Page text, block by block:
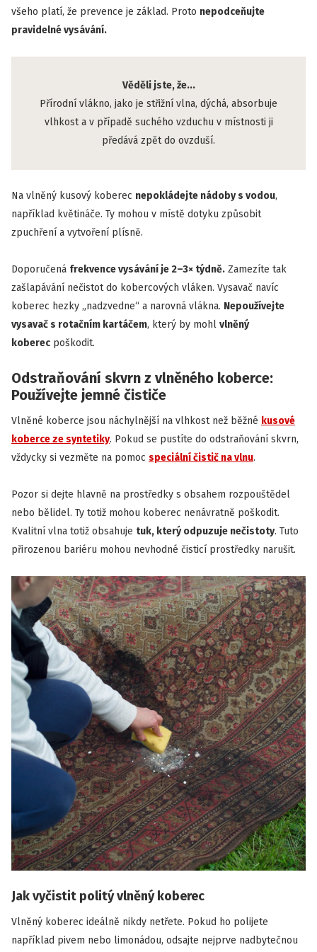
všeho platí, že prevence je základ. Proto nepodceňujte
pravidelné vysávání.
Věděli jste, že...
Přírodní vlákno, jako je střižní vlna, dýchá, absorbuje
vlhkost a v případě suchého vzduchu v místnosti ji
předává zpět do ovzduší.
Na vlněný kusový koberec nepokládejte nádoby s vodou,
například květináče. Ty mohou v místě dotyku způsobit
zpuchření a vytvoření plísně.
Doporučená frekvence vysávání je 2–3× týdně. Zamezíte tak
zašlapávání nečistot do kobercových vláken. Vysavač navíc
koberec hezky „nadzvedne“ a narovná vlákna. Nepoužívejte
vysavač s rotačním kartáčem, který by mohl vlněný
koberec poškodit.
Odstraňování skvrn z vlněného koberce:
Používejte jemné čističe
Vlněné koberce jsou náchylnější na vlhkost než běžné kusové
koberce ze syntetiky. Pokud se pustíte do odstraňování skvrn,
vždycky si vezměte na pomoc speciální čistič na vlnu.
Pozor si dejte hlavně na prostředky s obsahem rozpouštědel
nebo bělidel. Ty totiž mohou koberec nenávratně poškodit.
Kvalitní vlna totiž obsahuje tuk, který odpuzuje nečistoty. Tuto
přirozenou bariéru mohou nevhodné čisticí prostředky narušit.
Jak vyčistit politý vlněný koberec
Vlněný koberec ideálně nikdy netřete. Pokud ho polijete
například pivem nebo limonádou, odsajte nejprve nadbytečnou